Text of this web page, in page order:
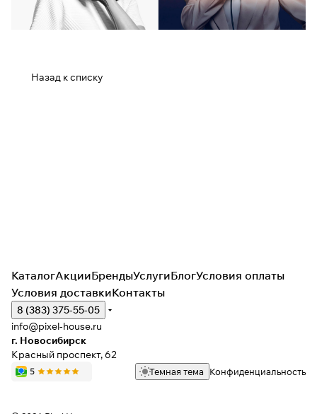
Назад к списку
КаталогАкцииБрендыУслугиБлогУсловия оплаты
Условия доставкиКонтакты
8 (383) 375-55-05
info@pixel-house.ru
г. Новосибирск
Красный проспект, 62
Темная тема Конфиденциальность